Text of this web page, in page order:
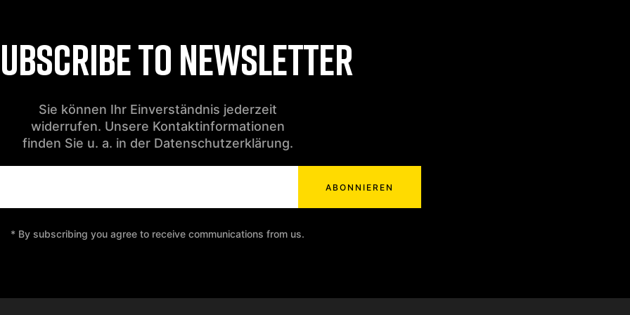
TO NEWSLETTER
Sie können Ihr Einverständnis jederzeit
widerrufen. Unsere Kontaktinformationen
finden Sie u. a. in der Datenschutzerklärung.
ABONNIEREN
* By subscribing you agree to receive communications from us.